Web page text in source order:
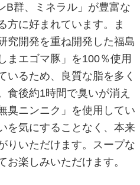
B群、ミネラル」が豊富な
方に好まれています。ま
究開発を重ね開発した福島
まエゴマ豚」を100％使用
いるため、良質な脂を多く
食後約1時間で臭いが消え
臭ニンニク」を使用してい
を気にすることなく、本来
りいただけます。スープな
お楽しみいただけます。